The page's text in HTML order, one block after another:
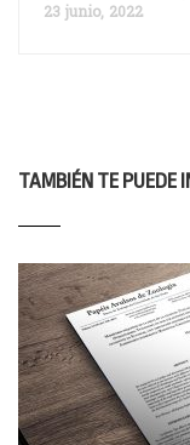
23 junio, 2022
TAMBIÉN TE PUEDE